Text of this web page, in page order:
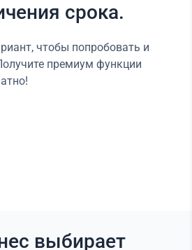
срока.
чтобы попробовать и
премиум функции
выбирает